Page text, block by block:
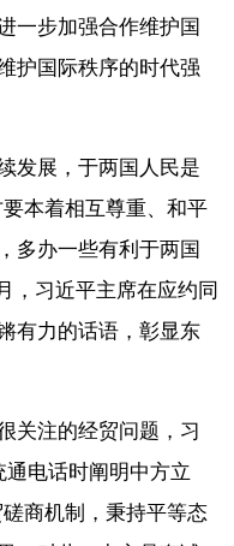
一步加强合作维护国
护国际秩序的时代强
发展，于两国人民是
本着相互尊重、和平
多办一些有利于两国
，习近平主席在应约同
有力的话语，彰显东
关注的经贸问题，习
电话时阐明中方立
商机制，秉持平等态